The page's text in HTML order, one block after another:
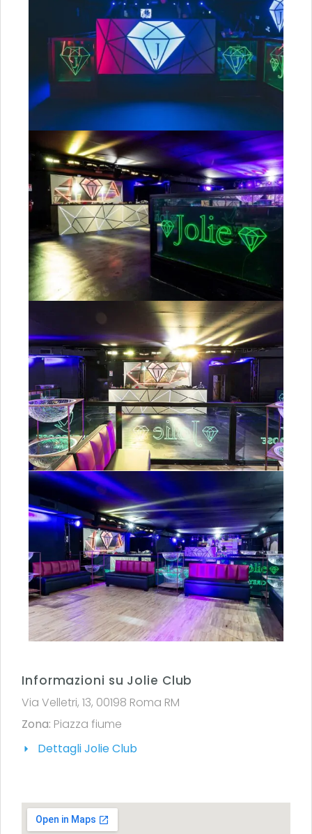
Informazioni su Jolie Club
Via Velletri, 13, 00198 Roma RM
Zona: Piazza fiume
Dettagli Jolie Club